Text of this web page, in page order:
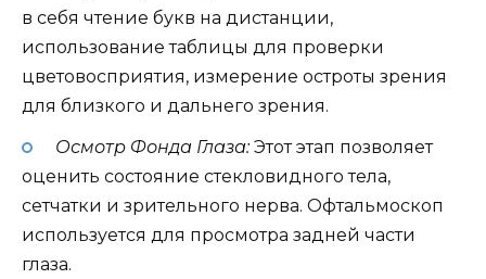
в себя чтение букв на дистанции,
использование таблицы для проверки
цветовосприятия, измерение остроты зрения
для близкого и дальнего зрения.
Осмотр Фонда Глаза:Этот этап позволяет
оценить состояние стекловидного тела,
сетчатки и зрительного нерва. Офтальмоскоп
используется для просмотра задней части
глаза.